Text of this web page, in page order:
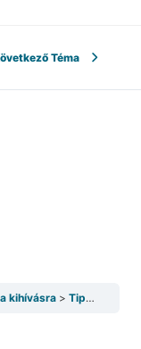
Téma
kihívásra Tippek a biztonságos jógázáshoz